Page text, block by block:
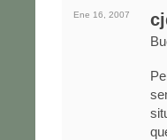
Ene 16, 2007